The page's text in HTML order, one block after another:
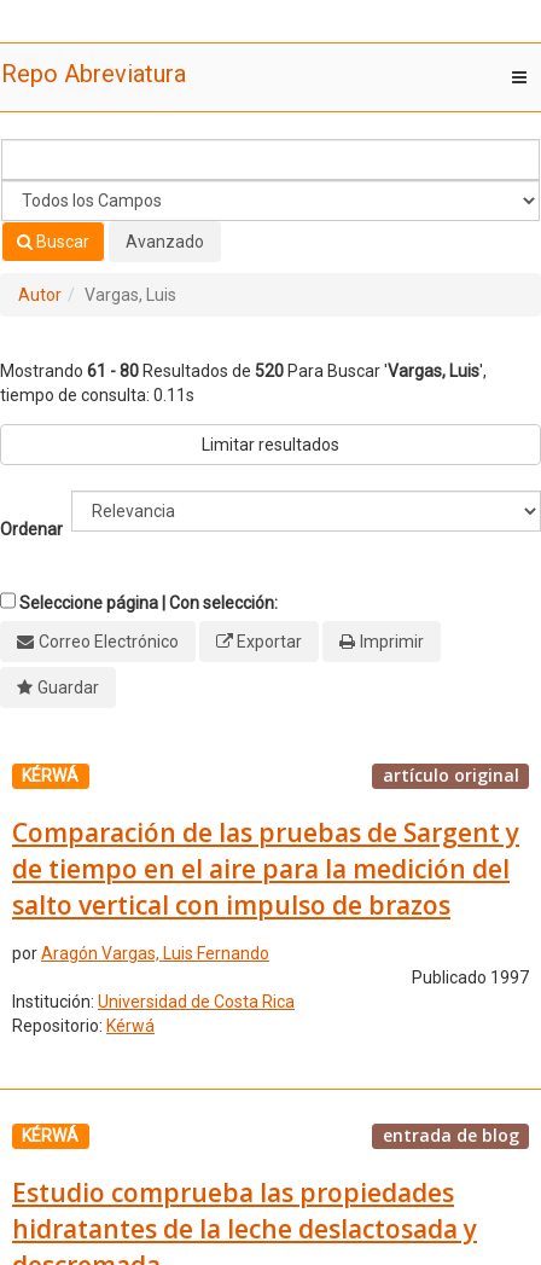
Repo Abreviatura
Buscar Avanzado
Autor Vargas, Luis
Mostrando 61 - 80 Resultados de 520 Para Buscar 'Vargas, Luis',
tiempo de consulta: 0.11s
Limitar resultados
Ordenar
Seleccione página | Con selección:
Correo Electrónico
Exportar Imprimir
Guardar
KÉRWÁ artículo original
Comparación de las pruebas de Sargent y
de tiempo en el aire para la medición del
salto vertical con impulso de brazos
porAragón Vargas, Luis Fernando
Publicado 1997
Institución: Universidad de Costa Rica
Repositorio: Kérwá
KÉRWÁ entrada de blog
Estudio comprueba las propiedades
hidratantes de la leche deslactosada y